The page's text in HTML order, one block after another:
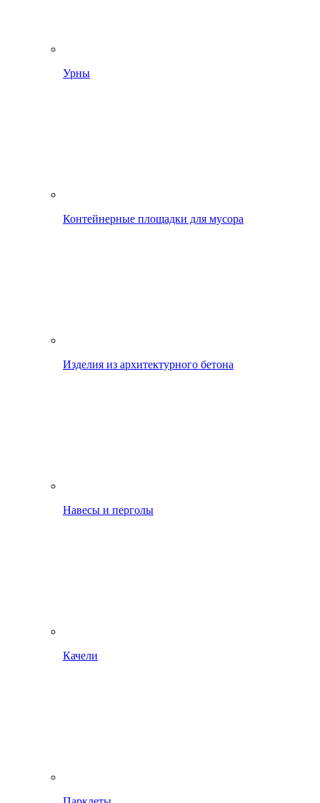
Урны
Контейнерные площадки для мусора
Изделия из архитектурного бетона
Навесы и перголы
Качели